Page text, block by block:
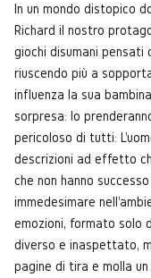
In un mondo distopico
Richard il nostro
giochi disumani pensati
riuscendo più a
influenza la sua
sorpresa: lo
pericoloso di tutti:
descrizioni ad effetto
che non hanno
immedesimare
emozioni, formato solo
diverso e inaspettato,
pagine di tira e molla